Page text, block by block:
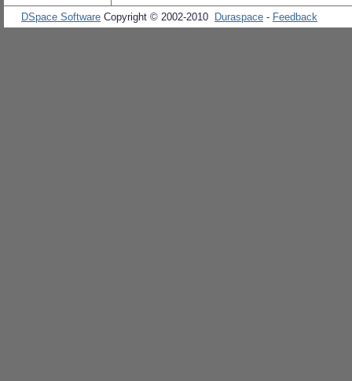
DSpace Software Copyright © 2002-2010 Duraspace - Feedback